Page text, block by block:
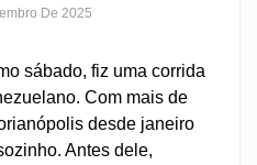
De 2025
sábado, fiz uma corrida
Com mais de
desde janeiro
Antes dele,